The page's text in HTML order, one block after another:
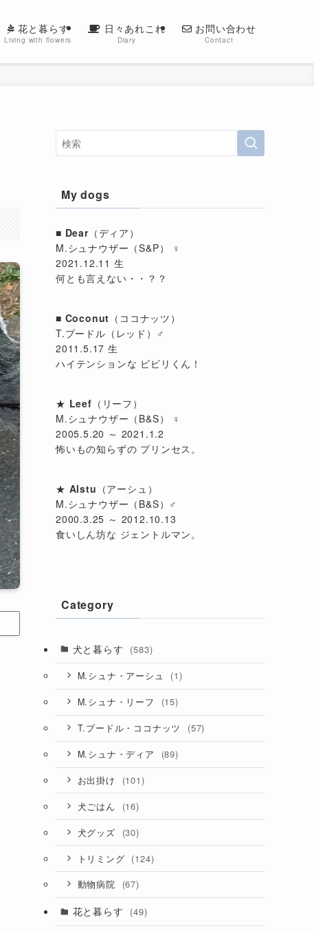
花と暮らす
Living with flowers
日々あれこれ
Diary
お問い合わせ
Contact
My dogs
■ Dear（ディア）
M.シュナウザー（S&P） ♀
2021.12.11 生
何とも言えない・・？？
■ Coconut （ココナッツ）
T.プードル（レッド）♂
2011.5.17 生
ハイテンションな ビビリくん！
★ Leef （リーフ）
M.シュナウザー（B&S） ♀
2005.5.20 ～ 2021.1.2
怖いもの知らずの プリンセス。
★ Alstu （アーシュ）
M.シュナウザー（B&S）♂
2000.3.25 ～ 2012.10.13
食いしん坊な ジェントルマン。
Category
犬と暮らす (583)
M.シュナ・アーシュ (1)
M.シュナ・リーフ (15)
T.プードル・ココナッツ (57)
M.シュナ・ディア (89)
お出掛け (101)
犬ごはん (16)
犬グッズ (30)
トリミング (124)
動物病院 (67)
花と暮らす (49)